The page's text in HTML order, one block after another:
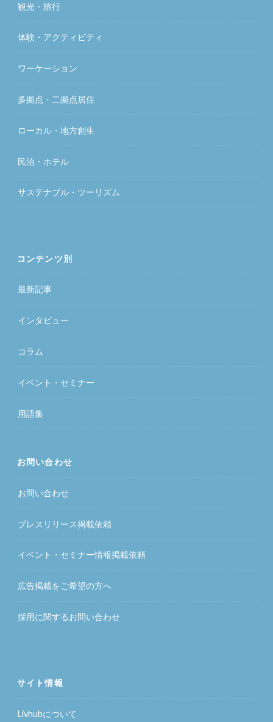
観光・旅行
体験・アクティビティ
ワーケーション
多拠点・二拠点居住
ローカル・地方創生
民泊・ホテル
サステナブル・ツーリズム
コンテンツ別
最新記事
インタビュー
コラム
イベント・セミナー
用語集
お問い合わせ
お問い合わせ
プレスリリース掲載依頼
イベント・セミナー情報掲載依頼
広告掲載をご希望の方へ
採用に関するお問い合わせ
サイト情報
Livhubについて